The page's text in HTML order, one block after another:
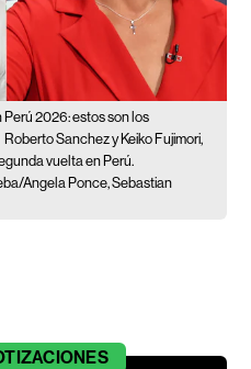
2026: estos son los
Roberto Sanchez y Keiko Fujimori,
vuelta en Perú.
Angela Ponce, Sebastian